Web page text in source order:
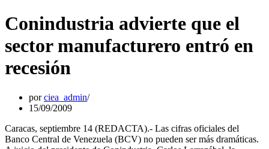
Conindustria advierte que el
sector manufacturero entró en
recesión
porciea_admin
15/09/2009
Caracas, septiembre 14 (REDACTA).- Las cifras oficiales del
Banco Central de Venezuela (BCV) no pueden ser más dramáticas.